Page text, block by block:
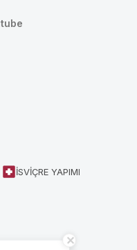
İSVIÇRE YAPIMI